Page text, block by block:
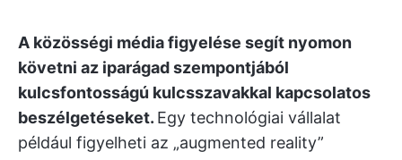
A közösségi média figyelése segít nyomon
követni az iparágad szempontjából
kulcsfontosságú kulcsszavakkal kapcsolatos
beszélgetéseket. Egy technológiai vállalat
például figyelheti az „augmented reality”